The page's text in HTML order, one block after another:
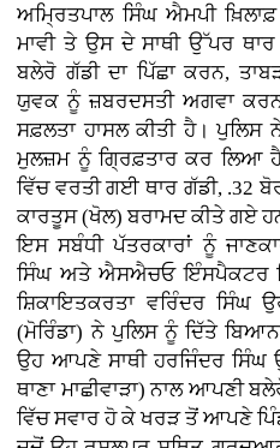
ਅਮ੍ਰਿਤਪਾਲ ਸਿੰਘ ਐਮਪੀ
ਮਾਵੀ ਤੇ ਉਸ ਦੇ ਸਾਥੀ ਉੱਪਰ
ਬਲੇਰੋ ਗੱਡੀ ਦਾ ਪਿੱਛਾ ਕਰਨ,
ਯੁਵਕ ਨੂੰ ਜ਼ਬਰਦਸਤੀ ਅਗਵਾ ਕਰਨ
ਸਫ਼ਲਤਾ ਹਾਸਲ ਕੀਤੀ ਹੈ।
ਮੁਲਜ਼ਮ ਨੂੰ ਗ੍ਰਿਫ਼ਤਾਰ ਕਰ ਲਿਆ
ਵਿੱਚ ਵਰਤੀ ਗਈ ਥਾਰ ਗੱਡੀ, .32
ਕਾਰਤੂਸ (ਖੋਲ) ਬਰਾਮਦ ਕੀਤੇ ਗਏ
ਇਸ ਸਬੰਧੀ ਪੱਤਰਕਾਰਾਂ ਨੂੰ
ਸਿੰਘ ਅਤੇ ਐਸਐਚਓ ਇੰਸਪੈਕਟਰ
ਸ਼ਿਕਾਇਤਕਰਤਾ ਵਰਿੰਦਰ ਸਿੰਘ
(ਮੋਰਿੰਡਾ) ਨੇ ਪੁਲਿਸ ਨੂੰ ਦਿੱਤੇ
ਉਹ ਆਪਣੇ ਸਾਥੀ ਹਰਜਿੰਦਰ ਸਿੰਘ
ਥਾਣਾ ਮਾਛੀਵਾੜਾ) ਨਾਲ ਆਪਣੀ
ਵਿੱਚ ਸਵਾਰ ਹੋ ਕੇ ਖਰੜ ਤੋਂ ਆਪਣੇ